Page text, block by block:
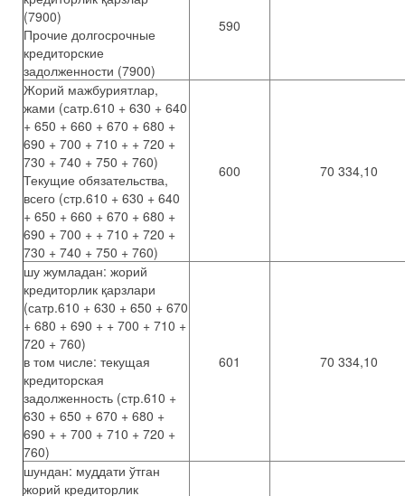
(7900)
Прочие долгосрочные
кредиторские
задолженности (7900)
590
Жорий мажбуриятлар,
жами (сатр.610 + 630 + 640
+ 650 + 660 + 670 + 680 +
690 + 700 + 710 + + 720 +
730 + 740 + 750 + 760)
Текущие обязательства,
всего (стр.610 + 630 + 640
+ 650 + 660 + 670 + 680 +
690 + 700 + + 710 + 720 +
730 + 740 + 750 + 760)
600 70 334,10
шу жумладан: жорий
кредиторлик қарзлари
(сатр.610 + 630 + 650 + 670
+ 680 + 690 + + 700 + 710 +
720 + 760)
в том числе: текущая
кредиторская
задолженность (стр.610 +
630 + 650 + 670 + 680 +
690 + + 700 + 710 + 720 +
760)
601 70 334,10
шундан: муддати ўтган
жорий кредиторлик